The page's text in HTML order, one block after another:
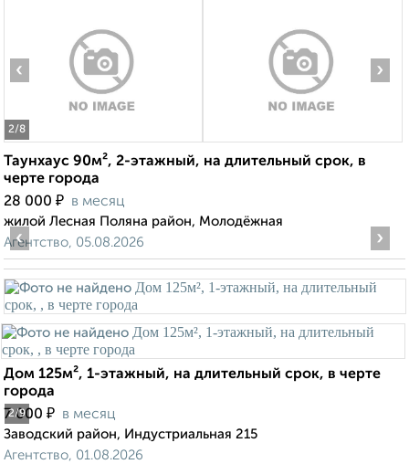
2/8
‹ ›
Таунхаус 90м², 2-этажный, на длительный срок, в
черте города
28 000 ₽ в месяц
жилой Лесная Поляна район, Молодёжная
Агентство, 05.08.2026
2/9
‹ ›
Дом 125м², 1-этажный, на длительный срок, в черте
города
7 000 ₽ в месяц
Заводский район, Индустриальная 215
Агентство, 01.08.2026